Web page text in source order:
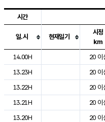
도시별 기상실황표로 지점, 날
시간
일.시 현재일기
시정
km
14.00H
20 이
13.23H
20 이
13.22H
20 이
13.21H
20 이
13.20H
20 이